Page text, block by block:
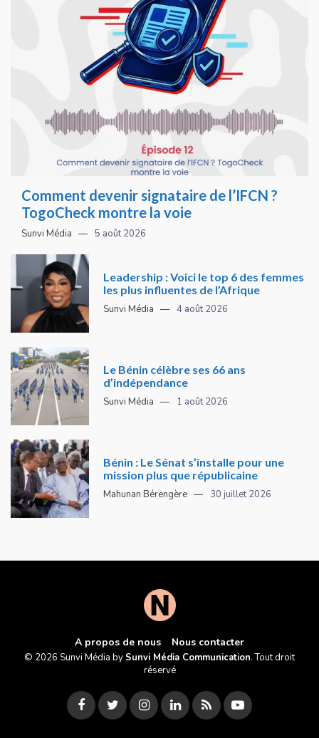
Comment devenir signataire de l’IFCN ?
TogoCheck montre la voie
Sunvi Média 5 août 2026
Leadership : Voici le top 6 des femmes
les plus influentes de l’Afrique
Sunvi Média 4 août 2026
Le Bénin célèbre ses 66 ans
d’indépendance
Sunvi Média 1 août 2026
Bénin : Le Sénat s’installe pour une
mission plus que républicaine
Mahunan Bérengère 30 juillet 2026
A propos de nous Nous contacter
© 2026 Sunvi Média by Sunvi Média Communication. Tout droit
réservé